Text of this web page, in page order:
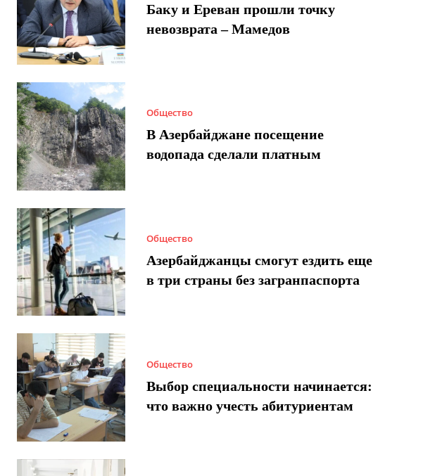
Баку и Ереван прошли точку
невозврата – Мамедов
Общество
В Азербайджане посещение
водопада сделали платным
Общество
Азербайджанцы смогут ездить еще
в три страны без загранпаспорта
Общество
Выбор специальности начинается:
что важно учесть абитуриентам